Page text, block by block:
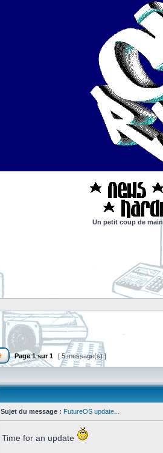
Un petit coup de
Page1sur1 [ 5 message(s) ]
Sujet du message : FutureOS update...
Time for an update